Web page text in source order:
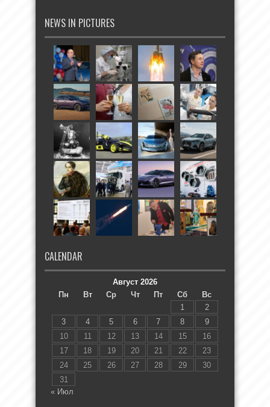
NEWS IN PICTURES
CALENDAR
Август 2026
Пн
Вт Ср Чт Пт Сб
Вс
1
2
3
4 5 6 7 8
9
10
11 12 13 14 15
16
17
18 19 20 21 22
23
24
25 26 27 28 29
30
31
« Июл